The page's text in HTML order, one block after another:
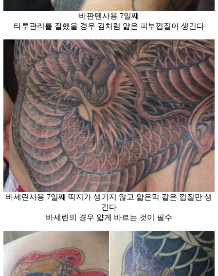
바판텐사용 7일째
타투관리를 잘했을 경우 김처럼 얇은 피부껍질이 생긴다
바세린사용 7일째 딱지가 생기지 않고 얇은막 같은 껍질만 생
긴다
바세린의 경우 얇게 바르는 것이 필수